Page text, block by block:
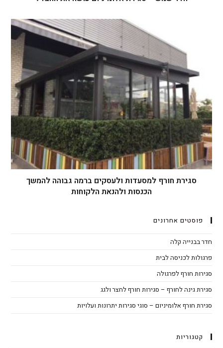
סגירת חורף למסעדות ולעסקים ברמה גבוהה להמשך
הכנסות ולהנאת הלקוחות
פוסטים אחרונים
חדר בבנייה קלה
פרגולות לכניסה לבית
סגירות חורף לפרגולה
סגירת גינה לחורף – סגירות חורף לחצר ולגג
סגירת חורף אלומיניום – סוגי סגירות יתרונות ועלויות
קטגוריות